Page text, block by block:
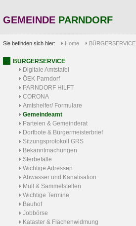
GEMEINDE PARNDORF
Sie befinden sich hier: Home BÜRGERSERVICE
BÜRGERSERVICE
Digitale Amtstafel
ÖEK Parndorf
PARNDORF HILFT
CORONA
Amtshelfer/ Formulare
Gemeindeamt
Parteien & Gemeinderat
Dorfbote & Bürgermeisterbrief
Sitzungsprotokoll GRS
Bekanntmachungen
Sterbefälle
Wichtige Adressen
Abwasser und Kanalisation
Müll & Sammelstellen
Wichtige Termine
Bauhof
Jobbörse
Kataster & Flächenwidmung